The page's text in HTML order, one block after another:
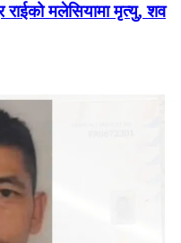
मलेसियामा मृत्यु, शव